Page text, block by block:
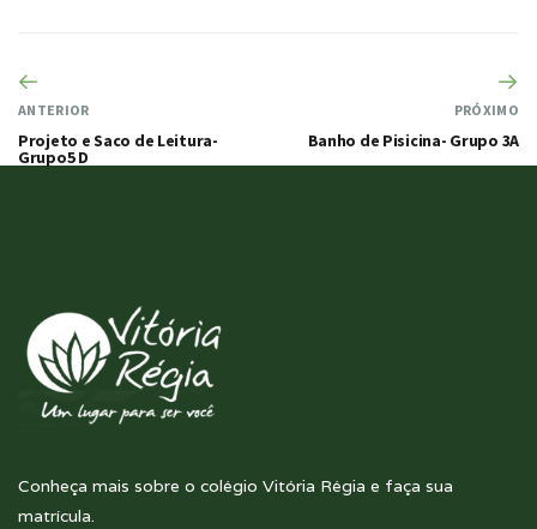
ANTERIOR
Projeto e Saco de Leitura-
Grupo5 D
PRÓXIMO
Banho de Pisicina- Grupo 3A
Conheça mais sobre o colégio Vitória Régia e faça sua
matrícula.